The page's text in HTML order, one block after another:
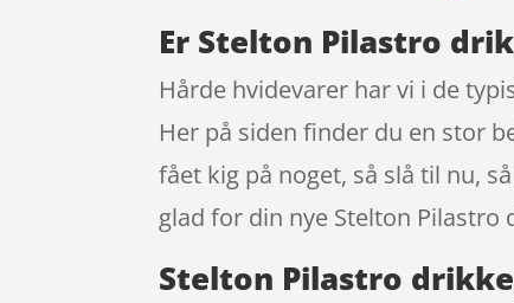
Er Stelton Pilastro
Hårde hvidevarer har vi i de
Her på siden finder du en stor
fået kig på noget, så slå til nu,
glad for din nye Stelton Pilastro
Stelton Pilastro